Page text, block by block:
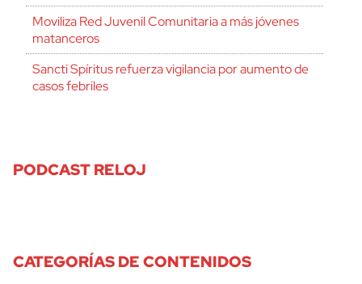
Moviliza Red Juvenil Comunitaria a más jóvenes
matanceros
Sancti Spíritus refuerza vigilancia por aumento de
casos febriles
PODCAST RELOJ
CATEGORÍAS DE CONTENIDOS